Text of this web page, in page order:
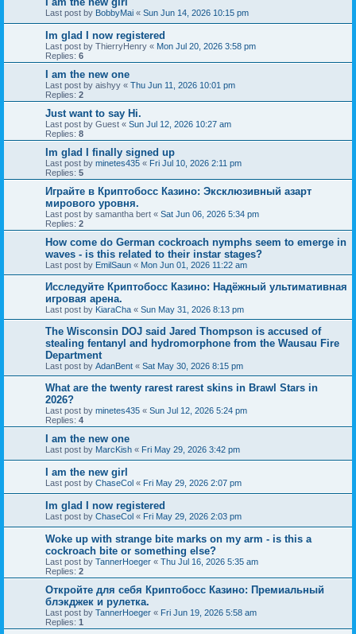
Last post by BobbyMai « Sun Jun 14, 2026 10:15 pm
Im glad I now registered
Last post by ThierryHenry « Mon Jul 20, 2026 3:58 pm
Replies: 6
I am the new one
Last post by aishyy « Thu Jun 11, 2026 10:01 pm
Replies: 2
Just want to say Hi.
Last post by Guest « Sun Jul 12, 2026 10:27 am
Replies: 8
Im glad I finally signed up
Last post by minetes435 « Fri Jul 10, 2026 2:11 pm
Replies: 5
Играйте в Криптобосс Казино: Эксклюзивный азарт
мирового уровня.
Last post by samantha bert « Sat Jun 06, 2026 5:34 pm
Replies: 2
How come do German cockroach nymphs seem to emerge in
waves - is this related to their instar stages?
Last post by EmilSaun « Mon Jun 01, 2026 11:22 am
Исследуйте Криптобосс Казино: Надёжный ультимативная
игровая арена.
Last post by KiaraCha « Sun May 31, 2026 8:13 pm
The Wisconsin DOJ said Jared Thompson is accused of
stealing fentanyl and hydromorphone from the Wausau Fire
Department
Last post by AdanBent « Sat May 30, 2026 8:15 pm
What are the twenty rarest rarest skins in Brawl Stars in
2026?
Last post by minetes435 « Sun Jul 12, 2026 5:24 pm
Replies: 4
I am the new one
Last post by MarcKish « Fri May 29, 2026 3:42 pm
I am the new girl
Last post by ChaseCol « Fri May 29, 2026 2:07 pm
Im glad I now registered
Last post by ChaseCol « Fri May 29, 2026 2:03 pm
Woke up with strange bite marks on my arm - is this a
cockroach bite or something else?
Last post by TannerHoeger « Thu Jul 16, 2026 5:35 am
Replies: 2
Откройте для себя Криптобосс Казино: Премиальный
блэкджек и рулетка.
Last post by TannerHoeger « Fri Jun 19, 2026 5:58 am
Replies: 1